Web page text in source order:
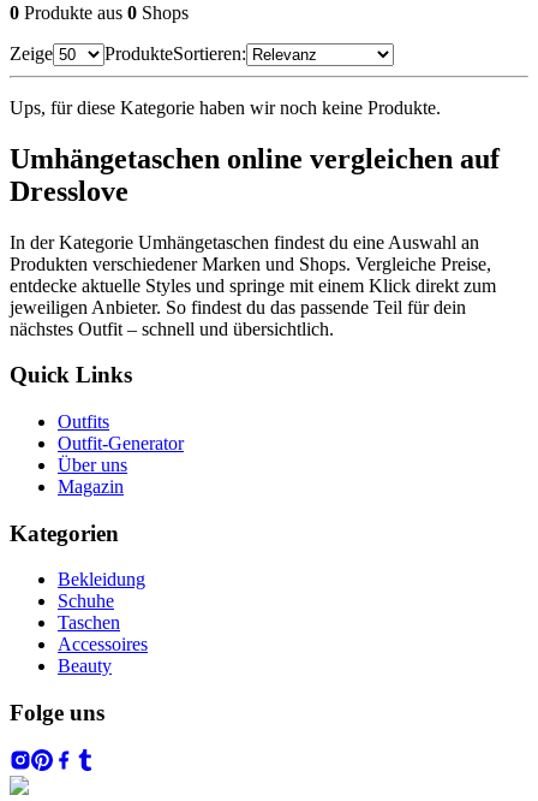
0 Produkte aus 0 Shops
Zeige
ProdukteSortieren:
Ups, für diese Kategorie haben wir noch keine Produkte.
Umhängetaschen online vergleichen auf
Dresslove
In der Kategorie Umhängetaschen findest du eine Auswahl an
Produkten verschiedener Marken und Shops. Vergleiche Preise,
entdecke aktuelle Styles und springe mit einem Klick direkt zum
jeweiligen Anbieter. So findest du das passende Teil für dein
nächstes Outfit – schnell und übersichtlich.
Quick Links
Outfits
Outfit-Generator
Über uns
Magazin
Kategorien
Bekleidung
Schuhe
Taschen
Accessoires
Beauty
Folge uns